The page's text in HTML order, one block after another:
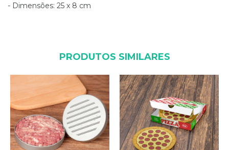
- Dimensões: 25 x 8 cm
PRODUTOS SIMILARES